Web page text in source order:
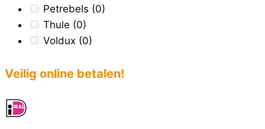
Petrebels (0)
Thule (0)
Voldux (0)
Veilig online betalen!